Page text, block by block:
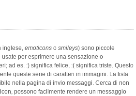
inglese, emoticons o smileys) sono piccole
per esprimere una sensazione o
ad es. :) significa felice, :( significa triste. Questo
queste serie di caratteri in immagini. La lista
nella pagina di invio messaggi. Cerca di non
possono facilmente rendere un messaggio